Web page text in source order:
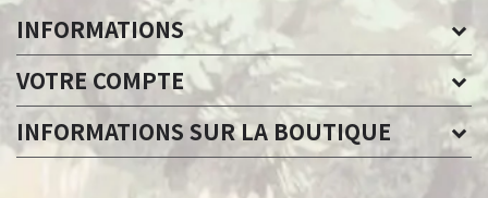
INFORMATIONS
VOTRE COMPTE
INFORMATIONS SUR LA BOUTIQUE